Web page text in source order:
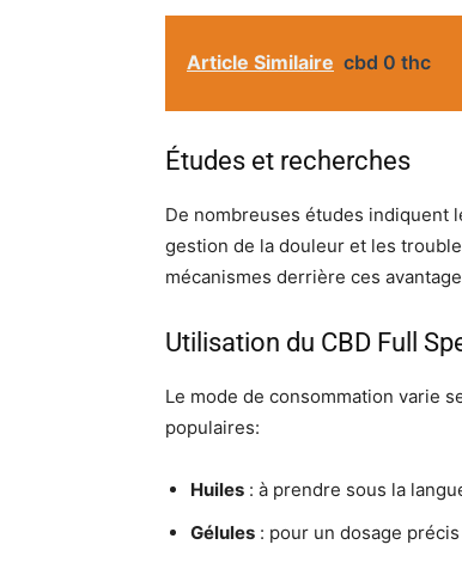
Article Similaire cbd 0 thc
Études et recherches
De nombreuses études indiquent
gestion de la douleur et les
mécanismes derrière ces
Utilisation du CBD Full
Le mode de consommation varie
populaires:
Huiles : à prendre sous la
Gélules : pour un dosage